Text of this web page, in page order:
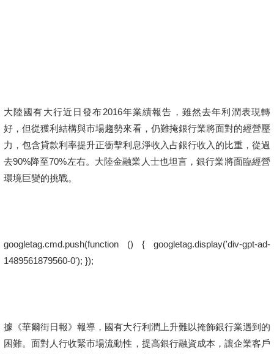
大陸國有大行近日發布2016年業績報告，雖然去年利潤表現轉
好，但從獲利結構與市場趨勢來看，仍難掩銀行業將面對的經營壓
力，包含貸款利率提升正衝擊利息淨收入占銀行收入的比重，從過
去90%降至70%左右。大陸金融業人士也坦言，銀行業將面臨經營
環境巨變的挑戰。
googletag.cmd.push(function () { googletag.display('div-gpt-ad-
1489561879560-0'); });
據《華爾街日報》報導，國有大行利潤上升難以掩飾銀行業遇到的
困難。面對人行收緊市場流動性，提高銀行融資成本，讓企業客戶